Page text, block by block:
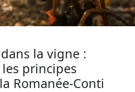
la vigne :
principes
Romanée-Conti